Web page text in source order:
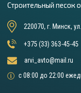
Строительный песок
220070, г. Минск,
+375 (33) 363-45-45
arvi_avto@mail.ru
с 08:00 до 22:00